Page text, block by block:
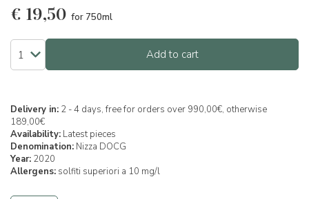
€ 19,50 for 750ml
Add to cart
Delivery in: 2 - 4 days, free for orders over 990,00€, otherwise
189,00€
Availability: Latest pieces
Denomination: Nizza DOCG
Year: 2020
Allergens: solfiti superiori a 10 mg/l